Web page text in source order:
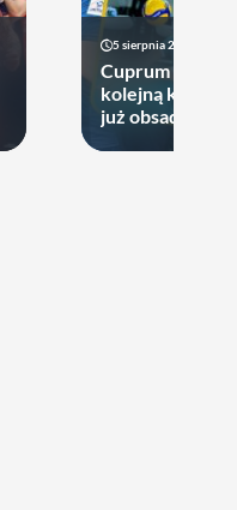
5 sierpnia 2026 14:44
Cuprum Stilon
kolejną kartę!
już obsadzona